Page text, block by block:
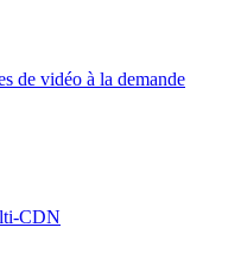
de vidéo à la demande
CDN